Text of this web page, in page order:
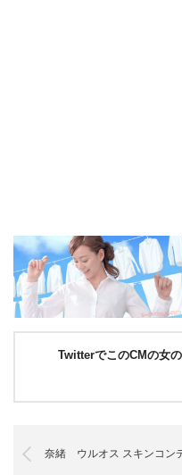
TwitterでこのCMの女
奈緒 ウルオス スキンコン